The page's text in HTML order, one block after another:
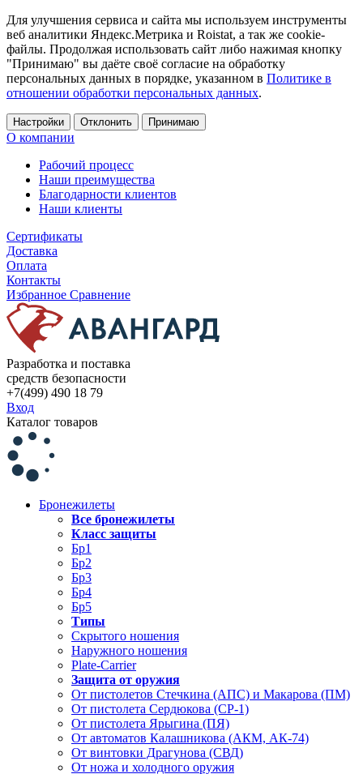
Для улучшения сервиса и сайта мы используем инструменты
веб аналитики Яндекс.Метрика и Roistat, а так же cookie-
файлы. Продолжая использовать сайт либо нажимая кнопку
"Принимаю" вы даёте своё согласие на обработку
персональных данных в порядке, указанном в Политике в
отношении обработки персональных данных.
Настройки Отклонить Принимаю
О компании
Рабочий процесс
Наши преимущества
Благодарности клиентов
Наши клиенты
Сертификаты
Доставка
Оплата
Контакты
Избранное Сравнение
Разработка и поставка
средств безопасности
+7(499) 490 18 79
Вход
Каталог товаров
Бронежилеты
Все бронежилеты
Класс защиты
Бр1
Бр2
Бр3
Бр4
Бр5
Типы
Скрытого ношения
Наружного ношения
Plate-Carrier
Защита от оружия
От пистолетов Стечкина (АПС) и Макарова (ПМ)
От пистолета Сердюкова (СР-1)
От пистолета Ярыгина (ПЯ)
От автоматов Калашникова (АКМ, АК-74)
От винтовки Драгунова (СВД)
От ножа и холодного оружия